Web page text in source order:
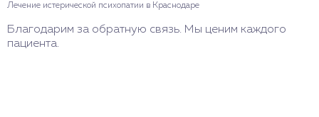
Лечение истерической психопатии в Краснодаре
Благодарим за обратную связь. Мы ценим каждого
пациента.